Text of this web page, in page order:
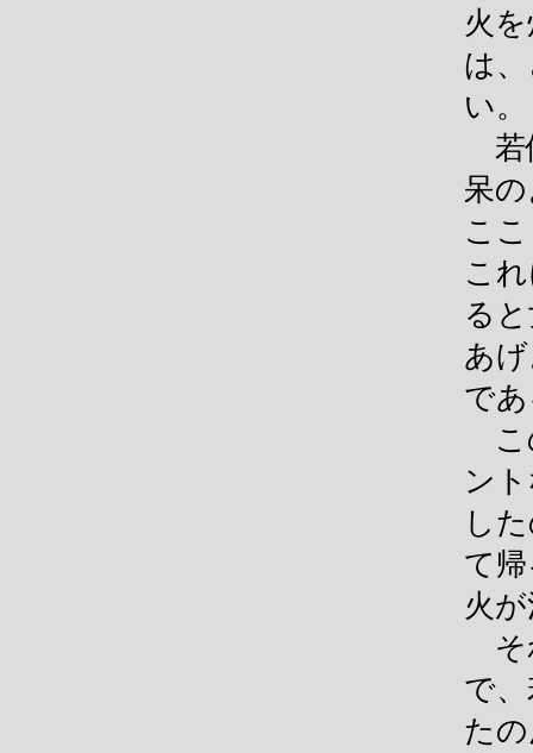
火
は
い。
若
呆
こ
こ
る
あ
で
こ
ン
し
て
火
そ
で
た